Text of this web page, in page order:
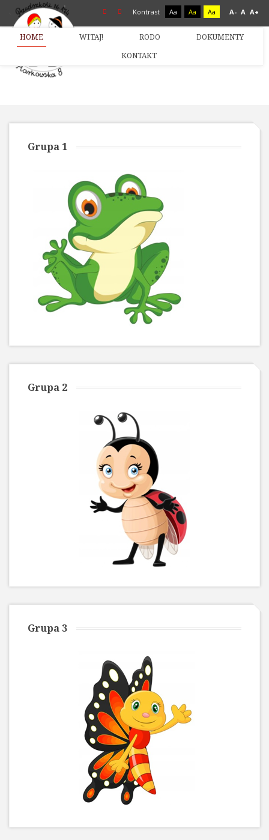
Kontrast Aa Aa Aa A- A A+
HOME WITAJ! RODO
DOKUMENTY
KONTAKT
Grupa 1
Grupa 2
Grupa 3